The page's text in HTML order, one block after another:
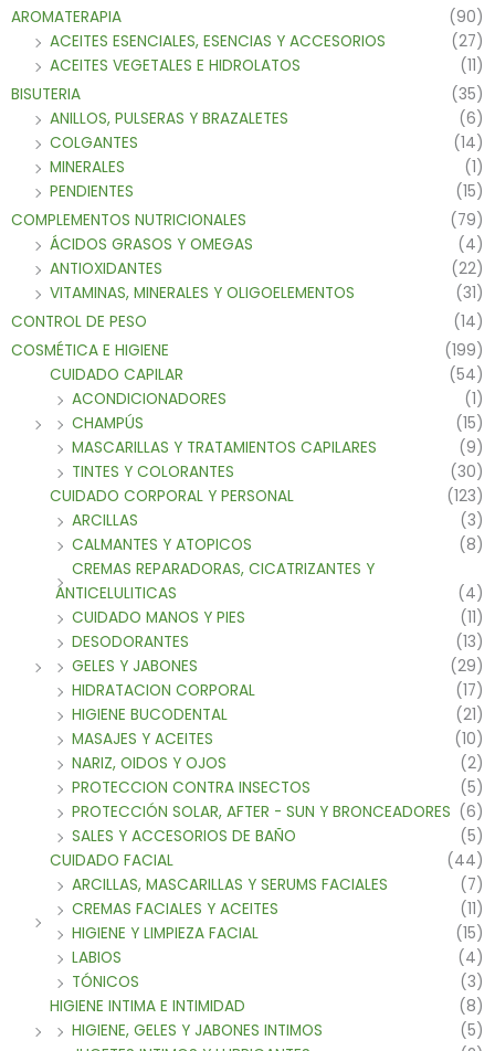
AROMATERAPIA
(90)
ACEITES ESENCIALES, ESENCIAS Y ACCESORIOS
(27)
ACEITES VEGETALES E HIDROLATOS
(11)
BISUTERIA
(35)
ANILLOS, PULSERAS Y BRAZALETES
(6)
COLGANTES
(14)
MINERALES
(1)
PENDIENTES
(15)
COMPLEMENTOS NUTRICIONALES
(79)
ÁCIDOS GRASOS Y OMEGAS
(4)
ANTIOXIDANTES
(22)
VITAMINAS, MINERALES Y OLIGOELEMENTOS
(31)
CONTROL DE PESO
(14)
COSMÉTICA E HIGIENE
(199)
CUIDADO CAPILAR
(54)
ACONDICIONADORES
(1)
CHAMPÚS
(15)
MASCARILLAS Y TRATAMIENTOS CAPILARES
(9)
TINTES Y COLORANTES
(30)
CUIDADO CORPORAL Y PERSONAL
(123)
ARCILLAS
(3)
CALMANTES Y ATOPICOS
(8)
CREMAS REPARADORAS, CICATRIZANTES Y
ANTICELULITICAS
(4)
CUIDADO MANOS Y PIES
(11)
DESODORANTES
(13)
GELES Y JABONES
(29)
HIDRATACION CORPORAL
(17)
HIGIENE BUCODENTAL
(21)
MASAJES Y ACEITES
(10)
NARIZ, OIDOS Y OJOS
(2)
PROTECCION CONTRA INSECTOS
(5)
PROTECCIÓN SOLAR, AFTER - SUN Y BRONCEADORES (6)
SALES Y ACCESORIOS DE BAÑO
(5)
CUIDADO FACIAL
(44)
ARCILLAS, MASCARILLAS Y SERUMS FACIALES
(7)
CREMAS FACIALES Y ACEITES
(11)
HIGIENE Y LIMPIEZA FACIAL
(15)
LABIOS
(4)
TÓNICOS
(3)
HIGIENE INTIMA E INTIMIDAD
(8)
HIGIENE, GELES Y JABONES INTIMOS
(5)